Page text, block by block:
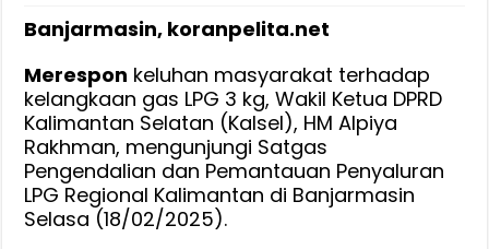
Banjarmasin, koranpelita.net
Merespon keluhan masyarakat terhadap
kelangkaan gas LPG 3 kg, Wakil Ketua DPRD
Kalimantan Selatan (Kalsel), HM Alpiya
Rakhman, mengunjungi Satgas
Pengendalian dan Pemantauan Penyaluran
LPG Regional Kalimantan di Banjarmasin
Selasa (18/02/2025).